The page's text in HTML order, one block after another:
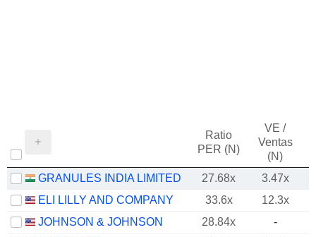
Ratio
PER (N)
VE /
Ventas
(N)
GRANULES INDIA LIMITED 27.68x 3.47x
ELI LILLY AND COMPANY
33.6x 12.3x
JOHNSON & JOHNSON
28.84x
-